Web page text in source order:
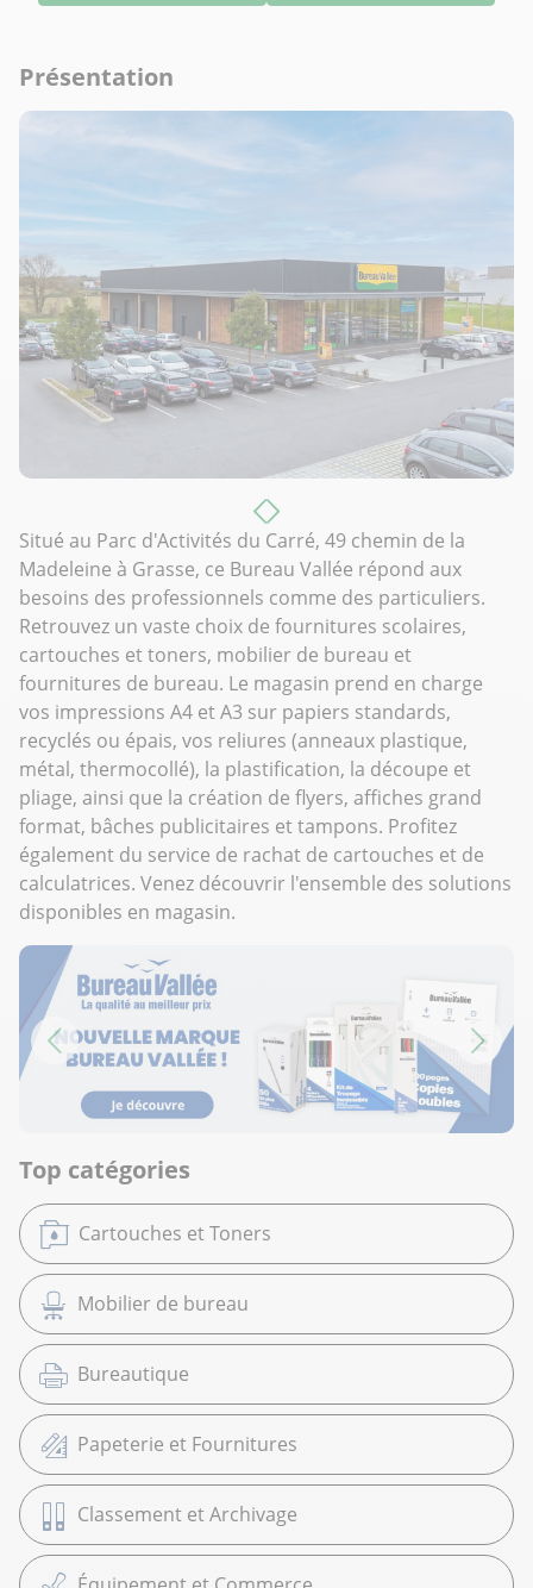
Présentation
Situé au Parc d'Activités du Carré, 49 chemin de la
Madeleine à Grasse, ce Bureau Vallée répond aux
besoins des professionnels comme des particuliers.
Retrouvez un vaste choix de fournitures scolaires,
cartouches et toners, mobilier de bureau et
fournitures de bureau. Le magasin prend en charge
vos impressions A4 et A3 sur papiers standards,
recyclés ou épais, vos reliures (anneaux plastique,
métal, thermocollé), la plastification, la découpe et
pliage, ainsi que la création de flyers, affiches grand
format, bâches publicitaires et tampons. Profitez
également du service de rachat de cartouches et de
calculatrices. Venez découvrir l'ensemble des solutions
disponibles en magasin.
Top catégories
Cartouches et Toners
Mobilier de bureau
Bureautique
Papeterie et Fournitures
Classement et Archivage